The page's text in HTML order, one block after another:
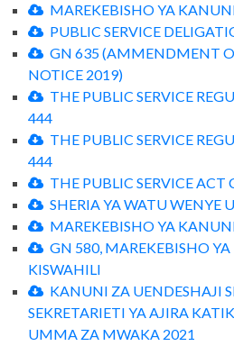
MAREKEBISHO YA
PUBLIC SERVICE
GN 635 (AMMENDMENT
NOTICE 2019)
THE PUBLIC SERVICE
444
THE PUBLIC SERVICE
444
THE PUBLIC SERVICE ACT
SHERIA YA WATU WENYE
MAREKEBISHO YA
GN 580, MAREKEBISHO
KISWAHILI
KANUNI ZA UENDESHAJI
SEKRETARIETI YA AJIRA
UMMA ZA MWAKA 2021